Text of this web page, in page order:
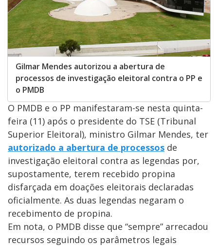
Gilmar Mendes autorizou a abertura de
processos de investigação eleitoral contra o PP e
o PMDB
O PMDB e o PP manifestaram-se nesta quinta-
feira (11) após o presidente do TSE (Tribunal
Superior Eleitoral), ministro Gilmar Mendes, ter
autorizado a abertura de processos de
investigação eleitoral contra as legendas por,
supostamente, terem recebido propina
disfarçada em doações eleitorais declaradas
oficialmente. As duas legendas negaram o
recebimento de propina.
Em nota, o PMDB disse que “sempre” arrecadou
recursos seguindo os parâmetros legais